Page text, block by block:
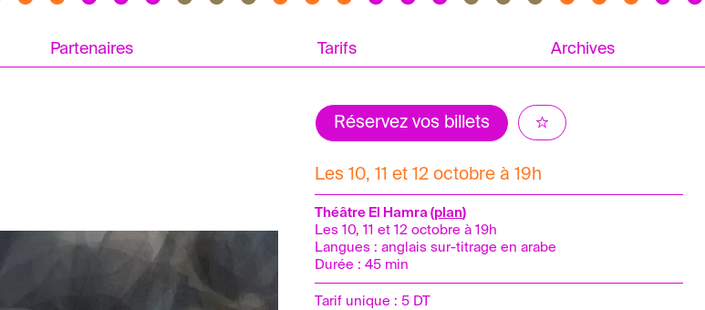
Partenaires Tarifs Archives
Réservez vos billets
Les 10, 11 et 12 octobre à 19h
Théâtre El Hamra (plan)
Les 10, 11 et 12 octobre à 19h
Langues : anglais sur-titrage en arabe
Durée : 45 min
Tarif unique : 5 DT